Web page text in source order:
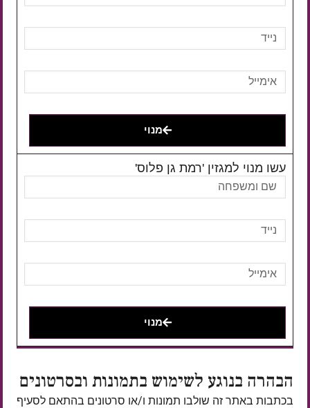
מנוי
עשו מנוי למגזין 'רמת גן פלוס'
מנוי
הבהרה בנוגע לשימוש בתמונות ובסרטונים
בכתבות באתר זה שולבו תמונות ו/או סרטונים בהתאם לסעיף